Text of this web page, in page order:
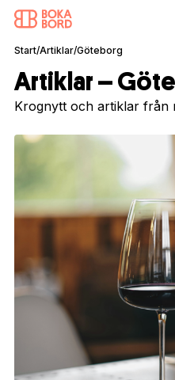
Start/Artiklar/Göteborg
Artiklar –
Krognytt och artiklar från